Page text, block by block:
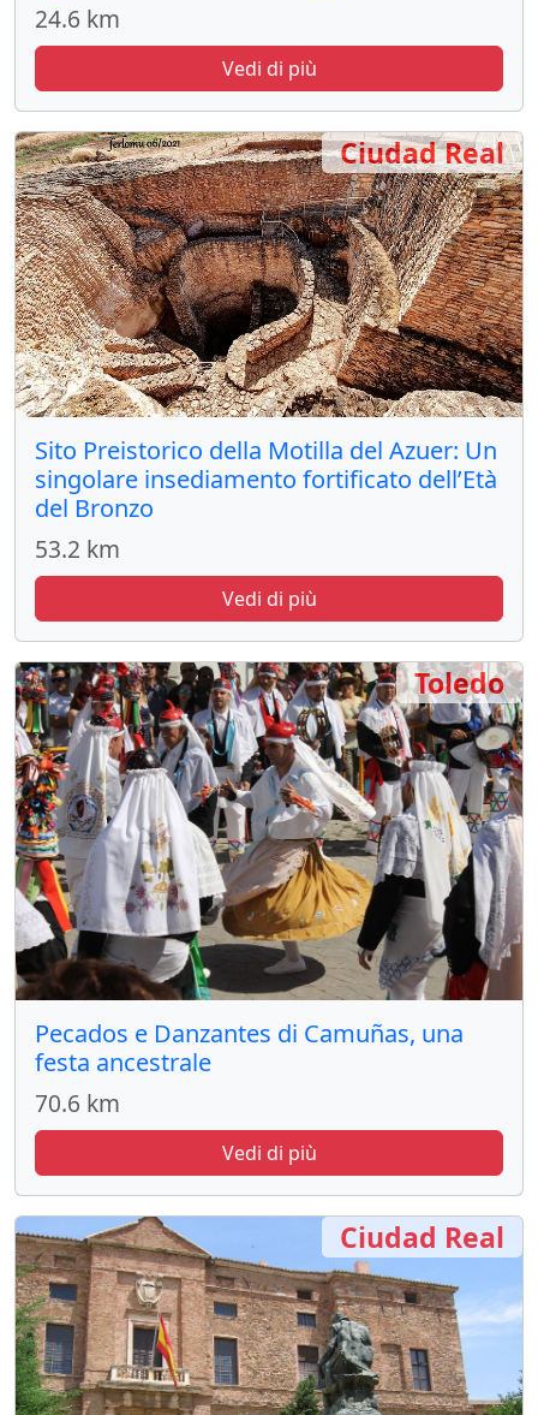
24.6 km
Vedi di più
Sito Preistorico della Motilla del Azuer: Un
singolare insediamento fortificato dell’Età
del Bronzo
53.2 km
Vedi di più
Ciudad Real
Pecados e Danzantes di Camuñas, una
festa ancestrale
70.6 km
Vedi di più
Toledo
Ciudad Real